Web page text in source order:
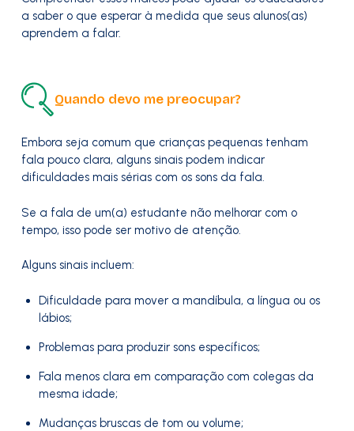
a saber o que esperar à medida que seus alunos(as)
aprendem a falar.
Quando devo me preocupar?
Embora seja comum que crianças pequenas tenham
fala pouco clara, alguns sinais podem indicar
dificuldades mais sérias com os sons da fala.
Se a fala de um(a) estudante não melhorar com o
tempo, isso pode ser motivo de atenção.
Alguns sinais incluem:
Dificuldade para mover a mandíbula, a língua ou os
lábios;
Problemas para produzir sons específicos;
Fala menos clara em comparação com colegas da
mesma idade;
Mudanças bruscas de tom ou volume;